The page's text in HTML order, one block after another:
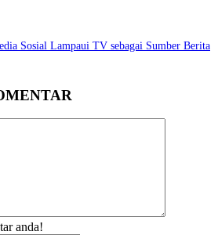
Sosial Lampaui TV sebagai Sumber Berita
anda!